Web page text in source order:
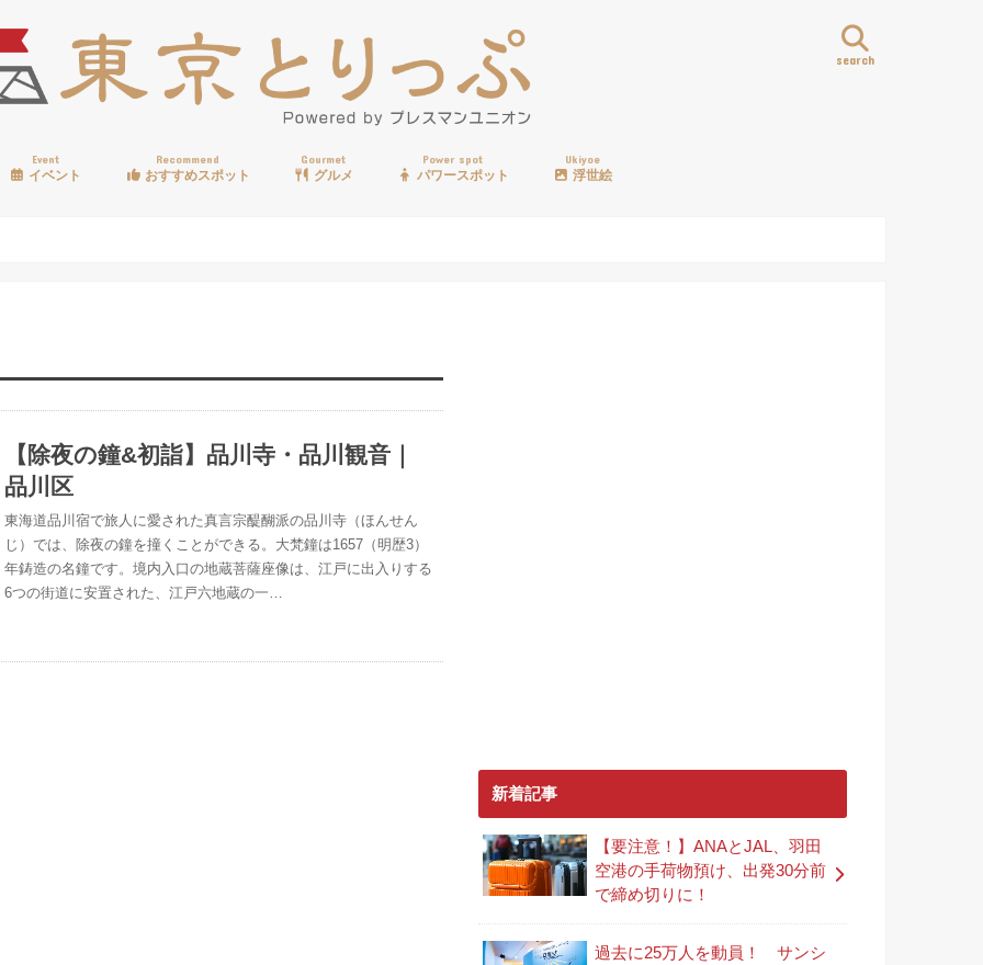
search
Event
イベント
Recommend
おすすめスポット
Gourmet
グルメ
Power spot
パワースポット
Ukiyoe
浮世絵
【除夜の鐘&初詣】品川寺・品川観音｜
品川区
東海道品川宿で旅人に愛された真言宗醍醐派の品川寺（ほんせん
じ）では、除夜の鐘を撞くことができる。大梵鐘は1657（明歴3）
年鋳造の名鐘です。境内入口の地蔵菩薩座像は、江戸に出入りする
6つの街道に安置された、江戸六地蔵の一…
新着記事
【要注意！】ANAとJAL、羽田
空港の手荷物預け、出発30分前
で締め切りに！
過去に25万人を動員！ サンシ